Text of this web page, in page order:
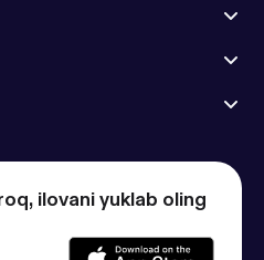
ilovani yuklab oling